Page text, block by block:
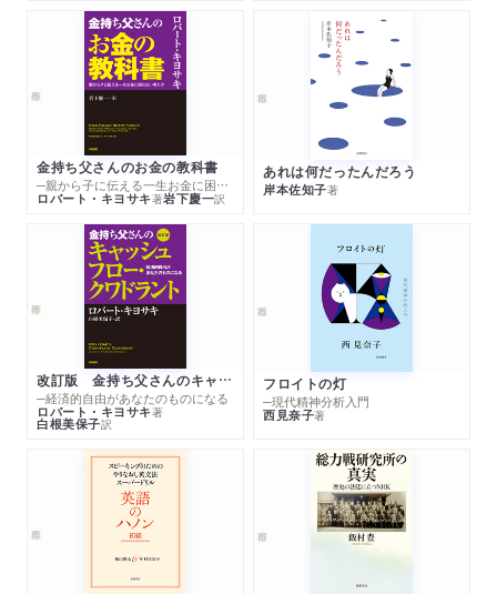
金持ち父さんのお金の教科書
─親から子に伝える一生お金に困らない考え方
ロバート・キヨサキ著岩下慶一訳
あれは何だったんだろう
岸本佐知子著
改訂版 金持ち父さんのキャッシュフロー・クワドラント
─経済的自由があなたのものになる
ロバート・キヨサキ著
白根美保子訳
フロイトの灯
─現代精神分析入門
西見奈子著